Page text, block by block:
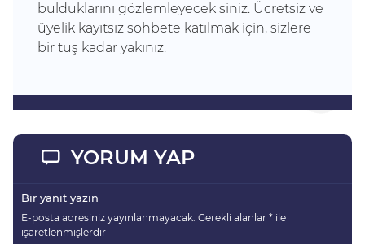
bulduklarını gözlemleyecek siniz. Ücretsiz ve
üyelik kayıtsız sohbete katılmak için, sizlere
bir tuş kadar yakınız.
YORUM YAP
Bir yanıt yazın
E-posta adresiniz yayınlanmayacak. Gerekli alanlar * ile
işaretlenmişlerdir